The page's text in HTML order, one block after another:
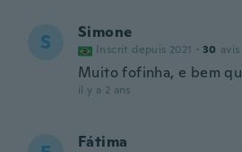
S Simone
Inscrit depuis 2021 · 30 avis
Muito fofinha, e bem
il y a 2 ans
Fátima